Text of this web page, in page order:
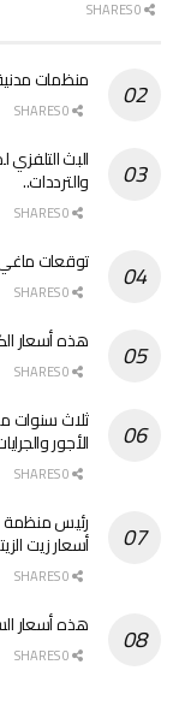
منظمات
البث
والترددات..
توقعات ماغي فرح للأبراج
هذه أسعار
ثلاث سنوات
الأجور
رئيس منظمة
أسعار زيت
هذه أسعار